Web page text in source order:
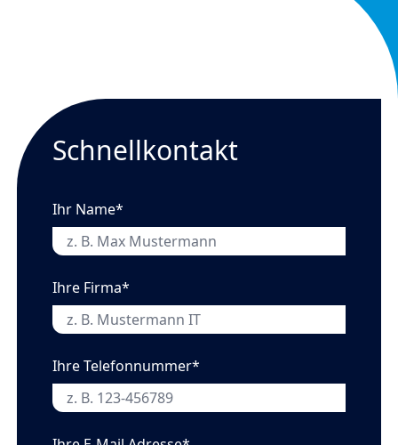
Schnellkontakt
Ihr Name*
Ihre Firma*
Ihre Telefonnummer*